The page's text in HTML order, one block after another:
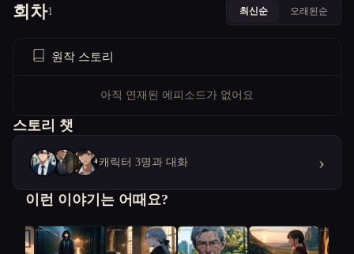
회차1 최신순 오래된순
원작 스토리
아직 연재된 에피소드가 없어요
스토리 챗
캐릭터 3명과 대화 ›
이런 이야기는 어때요?